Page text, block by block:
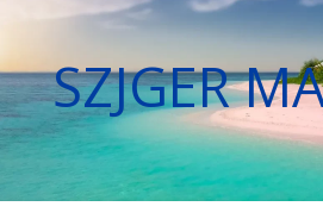
SZJGER